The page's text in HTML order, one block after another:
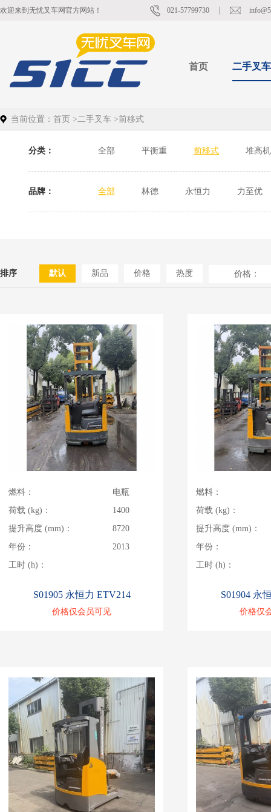
欢迎来到无忧叉车网官方网站！ 021-57799730
首页 二手叉车
当前位置： 首页 >二手叉车 >前移式
分类： 全部 平衡重 前移式 堆高机
品牌： 全部 林德 永恒力 力至优
排序 默认 新品 价格 热度 价格：
燃料：
电瓶
荷载 (kg)：
1400
提升高度 (mm)：
8720
年份：
2013
工时 (h)：
S01905 永恒力 ETV214
价格仅会员可见
燃料：
荷载 (kg)：
提升高度 (mm)：
年份：
工时 (h)：
S01904 永
价格仅